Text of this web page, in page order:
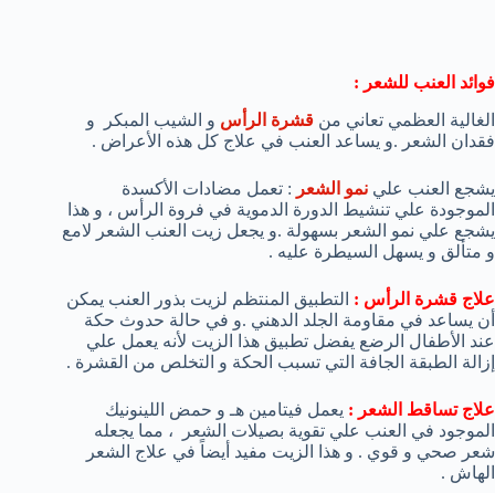
فوائد العنب للشعر :
الغالية العظمي تعاني من قشرة الرأس و الشيب المبكر و
فقدان الشعر .و يساعد العنب في علاج كل هذه الأعراض .
يشجع العنب علي نمو الشعر : تعمل مضادات الأكسدة
الموجودة علي تنشيط الدورة الدموية في فروة الرأس ، و هذا
يشجع علي نمو الشعر بسهولة .و يجعل زيت العنب الشعر لامع
و متألق و يسهل السيطرة عليه .
علاج قشرة الرأس : التطبيق المنتظم لزيت بذور العنب يمكن
أن يساعد في مقاومة الجلد الدهني .و في حالة حدوث حكة
عند الأطفال الرضع يفضل تطبيق هذا الزيت لأنه يعمل علي
إزالة الطبقة الجافة التي تسبب الحكة و التخلص من القشرة .
علاج تساقط الشعر : يعمل فيتامين هـ و حمض اللينونيك
الموجود في العنب علي تقوية بصيلات الشعر ، مما يجعله
شعر صحي و قوي . و هذا الزيت مفيد أيضاً في علاج الشعر
الهاش .